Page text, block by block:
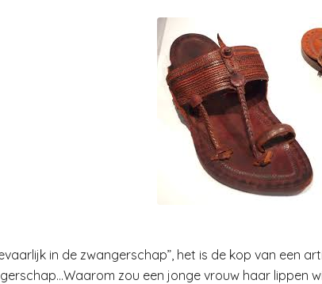
in de zwangerschap”, het is de kop van een
zou een jonge vrouw haar lippen